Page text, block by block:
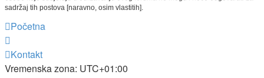
sadržaj tih postova [naravno, osim vlastitih].
Početna
Kontakt
Vremenska zona: UTC+01:00